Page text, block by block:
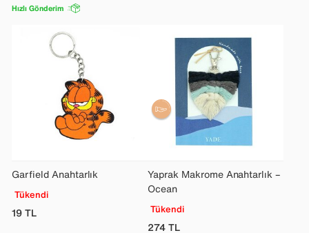
Hızlı Gönderim
Garfield Anahtarlık
Tükendi
19TL
Yaprak Makrome Anahtarlık –
Ocean
Tükendi
274TL